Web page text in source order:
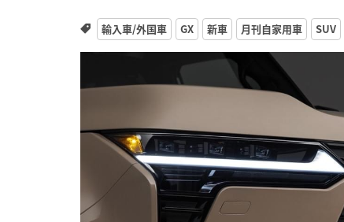
輸入車/外国車 GX 新車 月刊自家用車 SUV